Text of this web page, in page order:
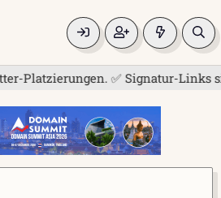
✅ Signatur-Links